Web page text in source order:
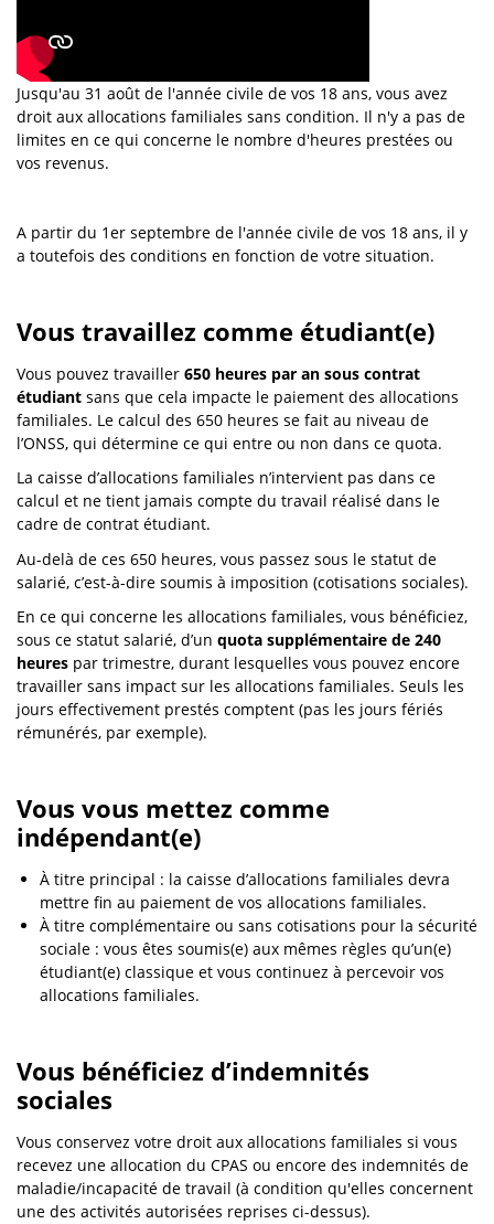
Jusqu'au 31 août de l'année civile de vos 18 ans, vous avez
droit aux allocations familiales sans condition. Il n'y a pas de
limites en ce qui concerne le nombre d'heures prestées ou
vos revenus.
A partir du 1er septembre de l'année civile de vos 18 ans, il y
a toutefois des conditions en fonction de votre situation.
Vous travaillez comme étudiant(e)
Vous pouvez travailler 650 heures par an sous contrat
étudiant sans que cela impacte le paiement des allocations
familiales. Le calcul des 650 heures se fait au niveau de
l’ONSS, qui détermine ce qui entre ou non dans ce quota.
La caisse d’allocations familiales n’intervient pas dans ce
calcul et ne tient jamais compte du travail réalisé dans le
cadre de contrat étudiant.
Au-delà de ces 650 heures, vous passez sous le statut de
salarié, c’est-à-dire soumis à imposition (cotisations sociales).
En ce qui concerne les allocations familiales, vous bénéficiez,
sous ce statut salarié, d’un quota supplémentaire de 240
heures par trimestre, durant lesquelles vous pouvez encore
travailler sans impact sur les allocations familiales. Seuls les
jours effectivement prestés comptent (pas les jours fériés
rémunérés, par exemple).
Vous vous mettez comme
indépendant(e)
À titre principal : la caisse d’allocations familiales devra
mettre fin au paiement de vos allocations familiales.
À titre complémentaire ou sans cotisations pour la sécurité
sociale : vous êtes soumis(e) aux mêmes règles qu’un(e)
étudiant(e) classique et vous continuez à percevoir vos
allocations familiales.
Vous bénéficiez d’indemnités
sociales
Vous conservez votre droit aux allocations familiales si vous
recevez une allocation du CPAS ou encore des indemnités de
maladie/incapacité de travail (à condition qu'elles concernent
une des activités autorisées reprises ci-dessus).